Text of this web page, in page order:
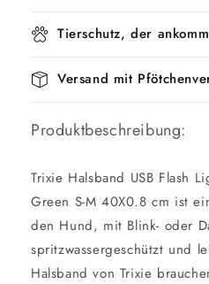
Tierschutz, der
Versand mit
Produktbeschreibung:
Trixie Halsband USB Flash
Green S-M 40X0.8 cm ist
den Hund, mit Blink- oder
spritzwassergeschützt und
Halsband von Trixie